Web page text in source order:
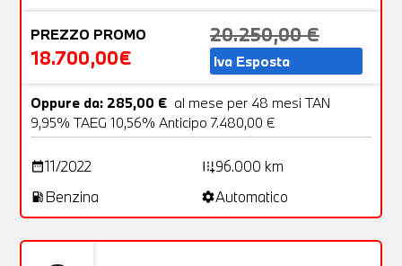
PREZZO PROMO
18.700,00€
20.250,00 €
Iva Esposta
Oppure da: 285,00 € al mese per 48 mesi TAN
9,95% TAEG 10,56% Anticipo 7.480,00 €
date_range11/2022 add_road96.000 km
local_gas_station Benzina settingsAutomatico